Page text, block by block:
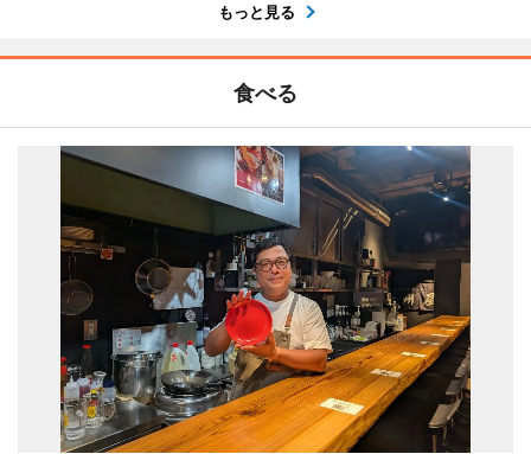
もっと見る
食べる